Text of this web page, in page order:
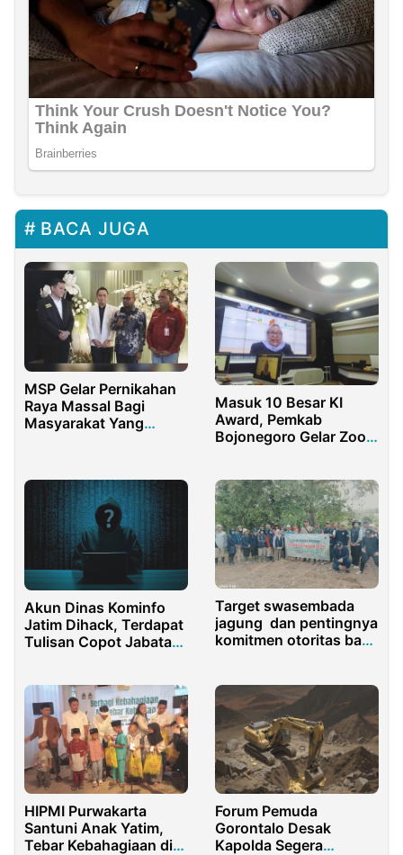
BACA JUGA
MSP Gelar Pernikahan
Raya Massal Bagi
Masyarakat Yang
Masuk 10 Besar KI
Award, Pemkab
Bojonegoro Gelar Zoom
Akun Dinas Kominfo
Jatim Dihack, Terdapat
Tulisan Copot Jabatan
Target swasembada
jagung dan pentingnya
komitmen otoritas bagi
HIPMI Purwakarta
Santuni Anak Yatim,
Tebar Kebahagiaan di
Forum Pemuda
Gorontalo Desak
Kapolda Segera